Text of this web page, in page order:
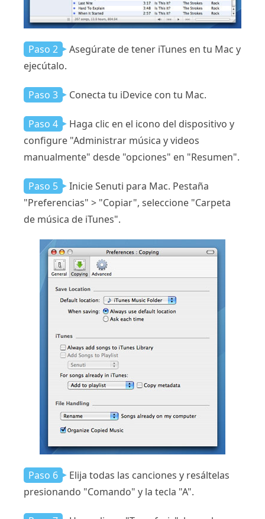
Paso 2
Asegúrate de tener iTunes en tu Mac y
ejecútalo.
Paso 3 Conecta tu iDevice con tu Mac.
Paso 4
Haga clic en el icono del dispositivo y
configure "Administrar música y videos
manualmente" desde "opciones" en "Resumen".
Paso 5
Inicie Senuti para Mac. Pestaña
"Preferencias" > "Copiar", seleccione "Carpeta
de música de iTunes".
Paso 6
Elija todas las canciones y resáltelas
presionando "Comando" y la tecla "A".